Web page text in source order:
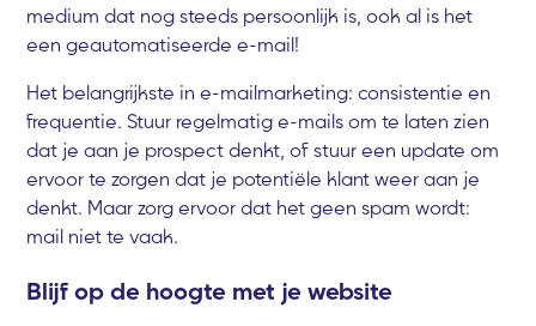
medium dat nog steeds persoonlijk is, ook al is het
een geautomatiseerde e-mail!
Het belangrijkste in e-mailmarketing: consistentie en
frequentie. Stuur regelmatig e-mails om te laten zien
dat je aan je prospect denkt, of stuur een update om
ervoor te zorgen dat je potentiële klant weer aan je
denkt. Maar zorg ervoor dat het geen spam wordt:
mail niet te vaak.
Blijf op de hoogte met je website